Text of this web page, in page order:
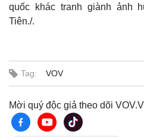
quốc khác tranh giành ảnh
Tiên./.
Tag: VOV
Mời quý độc giả theo dõi